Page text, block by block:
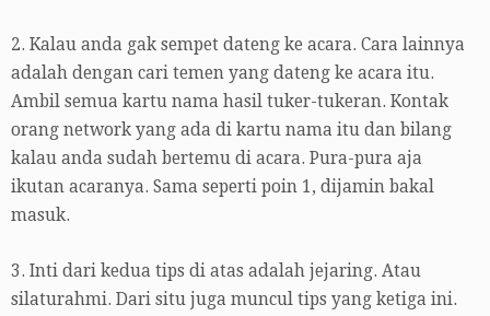
2. Kalau anda gak sempet dateng ke acara. Cara lainnya
adalah dengan cari temen yang dateng ke acara itu.
Ambil semua kartu nama hasil tuker-tukeran. Kontak
orang network yang ada di kartu nama itu dan bilang
kalau anda sudah bertemu di acara. Pura-pura aja
ikutan acaranya. Sama seperti poin 1, dijamin bakal
masuk.
3. Inti dari kedua tips di atas adalah jejaring. Atau
silaturahmi. Dari situ juga muncul tips yang ketiga ini.